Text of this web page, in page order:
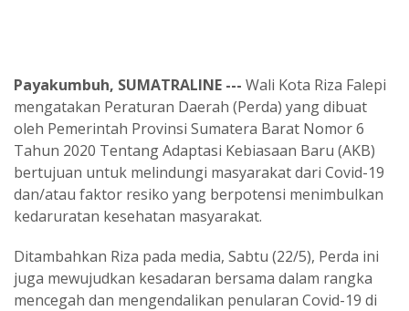
Payakumbuh, SUMATRALINE --- Wali Kota Riza Falepi
mengatakan Peraturan Daerah (Perda) yang dibuat
oleh Pemerintah Provinsi Sumatera Barat Nomor 6
Tahun 2020 Tentang Adaptasi Kebiasaan Baru (AKB)
bertujuan untuk melindungi masyarakat dari Covid-19
dan/atau faktor resiko yang berpotensi menimbulkan
kedaruratan kesehatan masyarakat.
Ditambahkan Riza pada media, Sabtu (22/5), Perda ini
juga mewujudkan kesadaran bersama dalam rangka
mencegah dan mengendalikan penularan Covid-19 di